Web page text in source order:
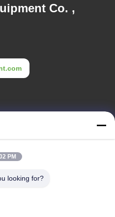
Co. ,
3η οδός, βιομηχανική ζώνη
PM
looking for?